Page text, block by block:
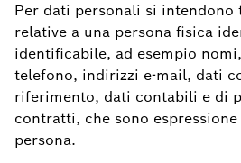
Per dati personali si
relative a una persona fisica
identificabile, ad esempio
telefono, indirizzi e-mail, dati
riferimento, dati contabili e di
contratti, che sono
persona.